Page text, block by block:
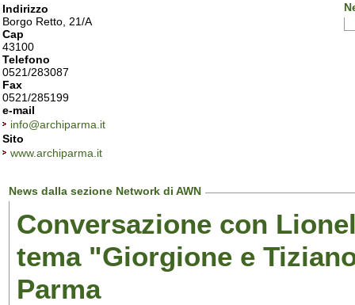
Indirizzo
Borgo Retto, 21/A
Cap
43100
Telefono
0521/283087
Fax
0521/285199
e-mail
info@archiparma.it
Sito
www.archiparma.it
News dalla sezione Network di AWN
Conversazione con
tema "Giorgione e
Parma